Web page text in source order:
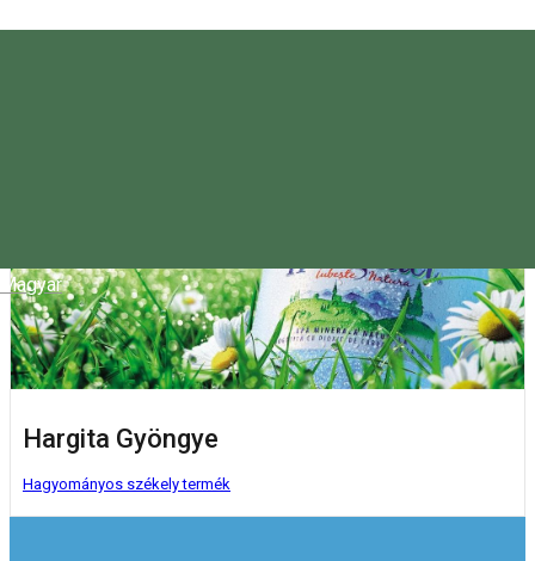
Magyar
Hargita Gyöngye
Hagyományos székely termék